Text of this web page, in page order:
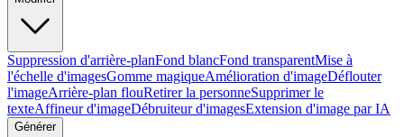
Suppression d'arrière-planFond blancFond transparentMise à
l'échelle d'imagesGomme magiqueAmélioration d'imageDéflouter
l'imageArrière-plan flouRetirer la personneSupprimer le
texteAffineur d'imageDébruiteur d'imagesExtension d'image par IA
Générer